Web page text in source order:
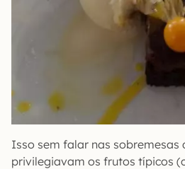
Isso sem falar nas sobremesas
privilegiavam os frutos típicos